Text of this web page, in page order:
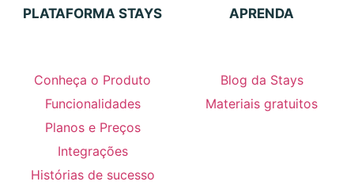
PLATAFORMA STAYS
Conheça o Produto
Funcionalidades
Planos e Preços
Integrações
Histórias de sucesso
APRENDA
Blog da Stays
Materiais gratuitos